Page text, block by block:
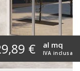
€ IVA inclusa
al mq